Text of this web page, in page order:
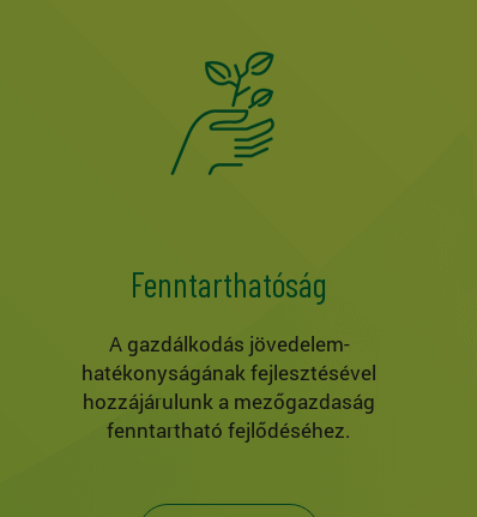
Fenntarthatóság
A gazdálkodás jövedelem-
hatékonyságának fejlesztésével
hozzájárulunk a mezőgazdaság
fenntartható fejlődéséhez.